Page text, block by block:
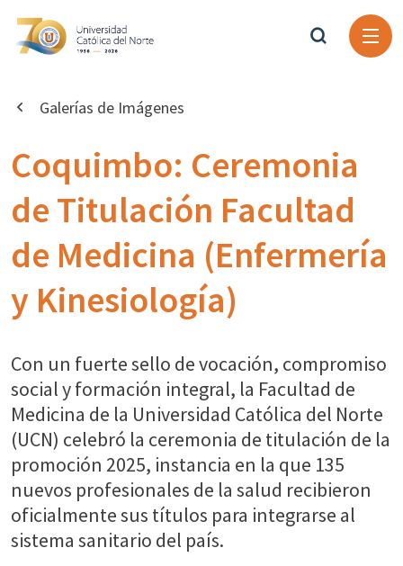
Galerías de Imágenes
Coquimbo: Ceremonia
de Titulación Facultad
de Medicina (Enfermería
y Kinesiología)
Con un fuerte sello de vocación, compromiso
social y formación integral, la Facultad de
Medicina de la Universidad Católica del Norte
(UCN) celebró la ceremonia de titulación de la
promoción 2025, instancia en la que 135
nuevos profesionales de la salud recibieron
oficialmente sus títulos para integrarse al
sistema sanitario del país.